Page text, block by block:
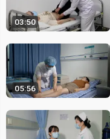
03:50
05:56